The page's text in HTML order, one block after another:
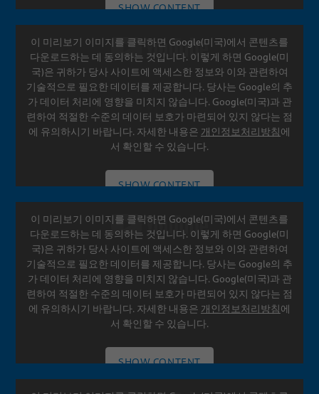
SHOW CONTENT
SETTINGS
이 미리보기 이미지를 클릭하면 Google(미국)에서 콘텐츠를
다운로드하는 데 동의하는 것입니다. 이렇게 하면 Google(미
국)은 귀하가 당사 사이트에 액세스한 정보와 이와 관련하여
기술적으로 필요한 데이터를 제공합니다. 당사는 Google의 추
가 데이터 처리에 영향을 미치지 않습니다. Google(미국)과 관
련하여 적절한 수준의 데이터 보호가 마련되어 있지 않다는 점
에 유의하시기 바랍니다. 자세한 내용은 개인정보처리방침에
서 확인할 수 있습니다.
SHOW CONTENT
SETTINGS
이 미리보기 이미지를 클릭하면 Google(미국)에서 콘텐츠를
다운로드하는 데 동의하는 것입니다. 이렇게 하면 Google(미
국)은 귀하가 당사 사이트에 액세스한 정보와 이와 관련하여
기술적으로 필요한 데이터를 제공합니다. 당사는 Google의 추
가 데이터 처리에 영향을 미치지 않습니다. Google(미국)과 관
련하여 적절한 수준의 데이터 보호가 마련되어 있지 않다는 점
에 유의하시기 바랍니다. 자세한 내용은 개인정보처리방침에
서 확인할 수 있습니다.
SHOW CONTENT